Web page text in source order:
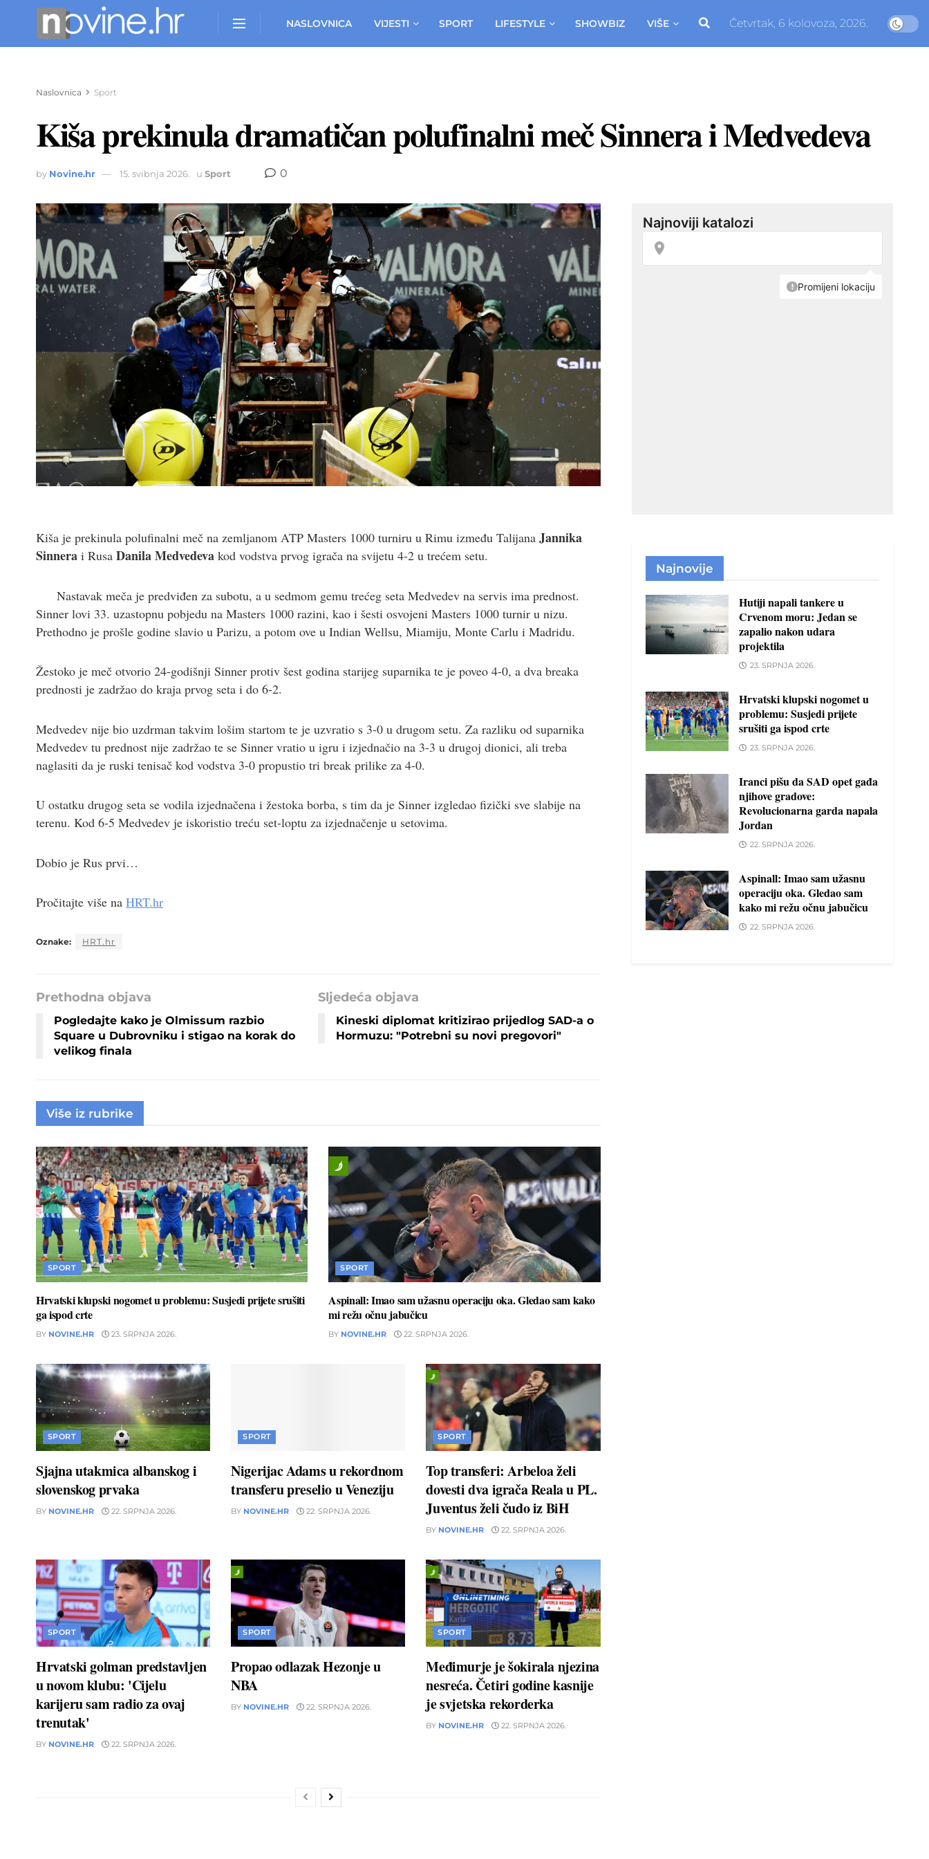
NASLOVNICA VIJESTI SPORT LIFESTYLE SHOWBIZ VIŠE Četvrtak, 6 kolovoza, 2026.
Naslovnica Sport
Kiša prekinula dramatičan polufinalni meč Sinnera i Medvedeva
by Novine.hr 15. svibnja 2026. u Sport 0
Kiša je prekinula polufinalni meč na zemljanom ATP Masters 1000 turniru u Rimu između Talijana Jannika
Sinnera i Rusa Danila Medvedeva kod vodstva prvog igrača na svijetu 4-2 u trećem setu.
Nastavak meča je predviđen za subotu, a u sedmom gemu trećeg seta Medvedev na servis ima prednost.
Sinner lovi 33. uzastopnu pobjedu na Masters 1000 razini, kao i šesti osvojeni Masters 1000 turnir u nizu.
Prethodno je prošle godine slavio u Parizu, a potom ove u Indian Wellsu, Miamiju, Monte Carlu i Madridu.
Žestoko je meč otvorio 24-godišnji Sinner protiv šest godina starijeg suparnika te je poveo 4-0, a dva breaka
prednosti je zadržao do kraja prvog seta i do 6-2.
Medvedev nije bio uzdrman takvim lošim startom te je uzvratio s 3-0 u drugom setu. Za razliku od suparnika
Medvedev tu prednost nije zadržao te se Sinner vratio u igru i izjednačio na 3-3 u drugoj dionici, ali treba
naglasiti da je ruski tenisač kod vodstva 3-0 propustio tri break prilike za 4-0.
U ostatku drugog seta se vodila izjednačena i žestoka borba, s tim da je Sinner izgledao fizički sve slabije na
terenu. Kod 6-5 Medvedev je iskoristio treću set-loptu za izjednačenje u setovima.
Dobio je Rus prvi…
Pročitajte više na HRT.hr
Oznake: HRT.hr
Prethodna objava
Pogledajte kako je Olmissum razbio
Square u Dubrovniku i stigao na korak do
velikog finala
Sljedeća objava
Kineski diplomat kritizirao prijedlog SAD-a o
Hormuzu: "Potrebni su novi pregovori"
Više iz rubrike
SPORT
Hrvatski klupski nogomet u problemu: Susjedi prijete srušiti
ga ispod crte
BY NOVINE.HR 23. SRPNJA 2026.
SPORT
Aspinall: Imao sam užasnu operaciju oka. Gledao sam kako
mi režu očnu jabučicu
BY NOVINE.HR 22. SRPNJA 2026.
SPORT
Sjajna utakmica albanskog i
slovenskog prvaka
BY NOVINE.HR 22. SRPNJA 2026.
SPORT
Nigerijac Adams u rekordnom
transferu preselio u Veneziju
BY NOVINE.HR 22. SRPNJA 2026.
SPORT
Top transferi: Arbeloa želi
dovesti dva igrača Reala u PL.
Juventus želi čudo iz BiH
BY NOVINE.HR 22. SRPNJA 2026.
SPORT
Hrvatski golman predstavljen
u novom klubu: 'Cijelu
karijeru sam radio za ovaj
trenutak'
BY NOVINE.HR 22. SRPNJA 2026.
SPORT
Propao odlazak Hezonje u
NBA
BY NOVINE.HR 22. SRPNJA 2026.
SPORT
Međimurje je šokirala njezina
nesreća. Četiri godine kasnije
je svjetska rekorderka
BY NOVINE.HR 22. SRPNJA 2026.
Najnovije
Hutiji napali tankere u
Crvenom moru: Jedan se
zapalio nakon udara
projektila
23. SRPNJA 2026.
Hrvatski klupski nogomet u
problemu: Susjedi prijete
srušiti ga ispod crte
23. SRPNJA 2026.
Iranci pišu da SAD opet gađa
njihove gradove:
Revolucionarna garda napala
Jordan
22. SRPNJA 2026.
Aspinall: Imao sam užasnu
operaciju oka. Gledao sam
kako mi režu očnu jabučicu
22. SRPNJA 2026.